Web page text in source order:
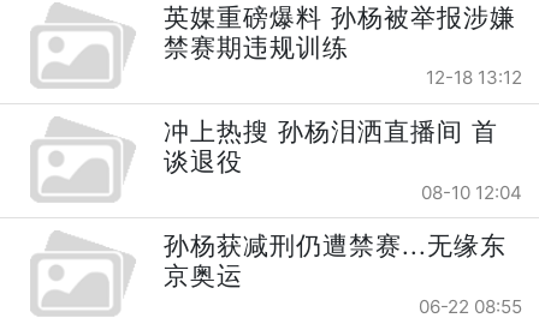
英媒重磅爆料 孙杨被举报涉嫌
禁赛期违规训练
12-18 13:12
冲上热搜 孙杨泪洒直播间 首
谈退役
08-10 12:04
孙杨获减刑仍遭禁赛...无缘东
京奥运
06-22 08:55